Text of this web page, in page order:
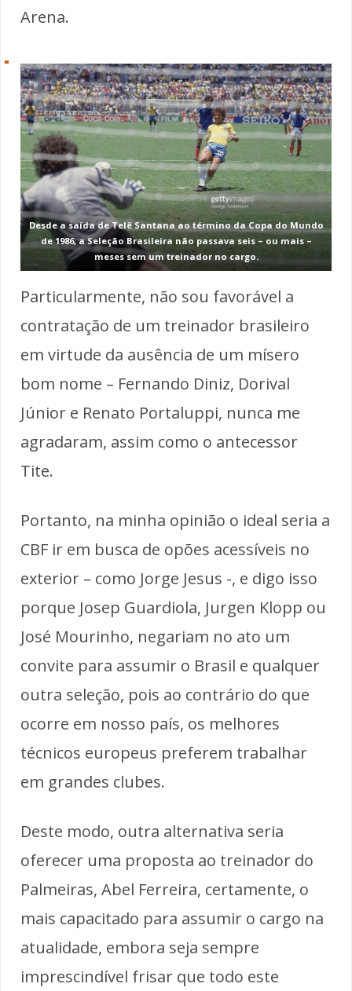
Arena.
Desde a saída de Telê Santana ao término da Copa do Mundo
de 1986, a Seleção Brasileira não passava seis – ou mais –
meses sem um treinador no cargo.
Particularmente, não sou favorável a
contratação de um treinador brasileiro
em virtude da ausência de um mísero
bom nome – Fernando Diniz, Dorival
Júnior e Renato Portaluppi, nunca me
agradaram, assim como o antecessor
Tite.
Portanto, na minha opinião o ideal seria a
CBF ir em busca de opões acessíveis no
exterior – como Jorge Jesus -, e digo isso
porque Josep Guardiola, Jurgen Klopp ou
José Mourinho, negariam no ato um
convite para assumir o Brasil e qualquer
outra seleção, pois ao contrário do que
ocorre em nosso país, os melhores
técnicos europeus preferem trabalhar
em grandes clubes.
Deste modo, outra alternativa seria
oferecer uma proposta ao treinador do
Palmeiras, Abel Ferreira, certamente, o
mais capacitado para assumir o cargo na
atualidade, embora seja sempre
imprescindível frisar que todo este